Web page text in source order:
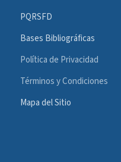
PQRSFD
Bases Bibliográficas
Política de Privacidad
Términos y Condiciones
Mapa del Sitio